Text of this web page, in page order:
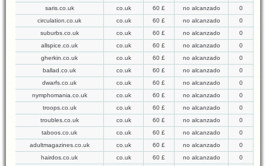
saris.co.uk
co.uk 60 £ no alcanzado
0
circulation.co.uk
co.uk 60 £ no alcanzado
0
suburbs.co.uk
co.uk 60 £ no alcanzado
0
allspice.co.uk
co.uk 60 £ no alcanzado
0
gherkin.co.uk
co.uk 60 £ no alcanzado
0
ballad.co.uk
co.uk 60 £ no alcanzado
0
dwarfs.co.uk
co.uk 60 £ no alcanzado
0
nymphomania.co.uk
co.uk 60 £ no alcanzado
0
troops.co.uk
co.uk 60 £ no alcanzado
0
troubles.co.uk
co.uk 60 £ no alcanzado
0
taboos.co.uk
co.uk 60 £ no alcanzado
0
adultmagazines.co.uk
co.uk 60 £ no alcanzado
0
hairdos.co.uk
co.uk 60 £ no alcanzado
0